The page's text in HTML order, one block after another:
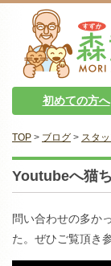
初めての方へ
TOP > ブログ > スタ
Youtubeへ猫
問い合わせの多か
た。ぜひご覧頂き